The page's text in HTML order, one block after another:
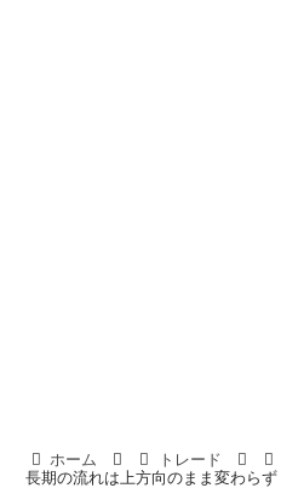
ホーム トレード
長期の流れは上方向のまま変わらず